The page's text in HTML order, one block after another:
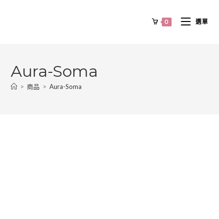
0 選單
Aura-Soma
> 商品 > Aura-Soma